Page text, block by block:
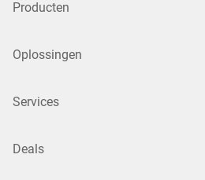
Producten
Oplossingen
Services
Deals